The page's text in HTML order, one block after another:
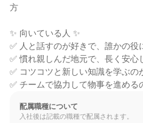
方
✨ 向いている人 ✨
✅ 人と話すのが好きで、誰かの役
✅ 慣れ親しんだ地元で、長く安心
✅ コツコツと新しい知識を学ぶの
✅ チームで協力して物事を進める
配属職種について
入社後は記載の職種で配属されます。